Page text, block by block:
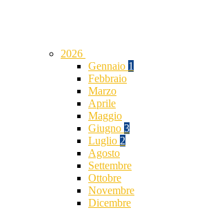
2026
Gennaio 1
Febbraio
Marzo
Aprile
Maggio
Giugno 3
Luglio 2
Agosto
Settembre
Ottobre
Novembre
Dicembre